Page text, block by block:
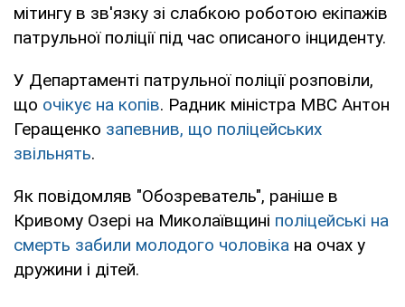
мітингу в зв'язку зі слабкою роботою екіпажів
патрульної поліції під час описаного інциденту.
У Департаменті патрульної поліції розповіли,
що очікує на копів. Радник міністра МВС Антон
Геращенко запевнив, що поліцейських
звільнять.
Як повідомляв "Обозреватель", раніше в
Кривому Озері на Миколаївщині поліцейські на
смерть забили молодого чоловіка на очах у
дружини і дітей.